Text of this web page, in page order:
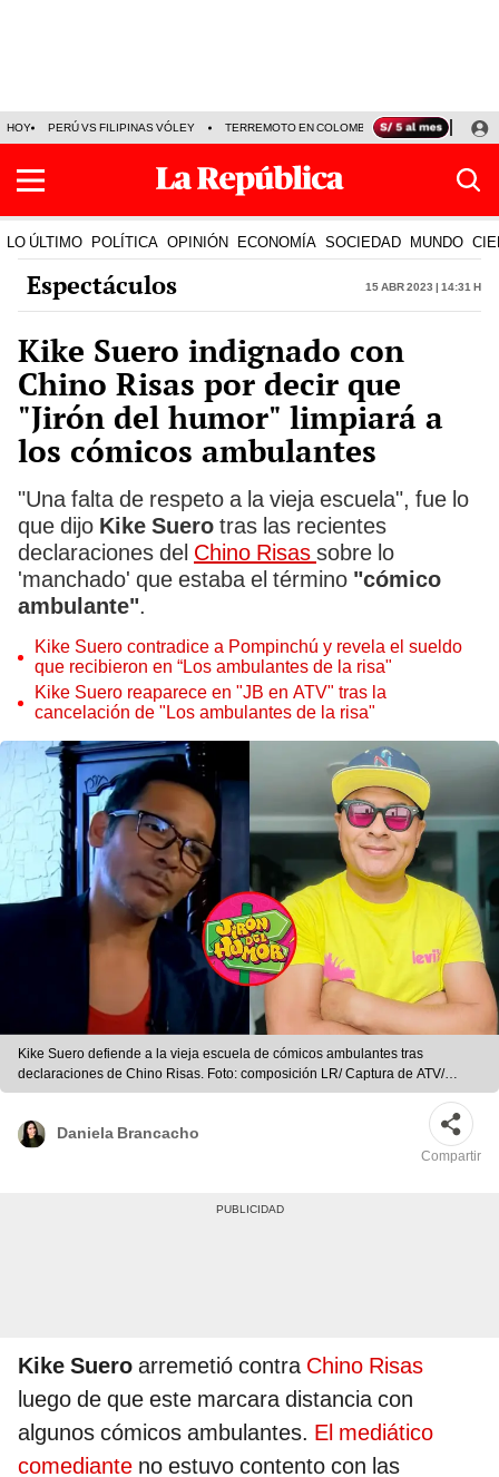
HOY PERÚ VS FILIPINAS VÓLEY TERREMOTO EN COLOMBIA EN VIVO
LO ÚLTIMO POLÍTICA OPINIÓN ECONOMÍA SOCIEDAD MUNDO
Espectáculos 15 Abr 2023 | 14:31 h
Kike Suero indignado con
Chino Risas por decir que
"Jirón del humor" limpiará a
los cómicos ambulantes
"Una falta de respeto a la vieja escuela", fue lo
que dijo Kike Suero tras las recientes
declaraciones del Chino Risas sobre lo
'manchado' que estaba el término "cómico
ambulante".
Kike Suero contradice a Pompinchú y revela el sueldo
que recibieron en “Los ambulantes de la risa"
Kike Suero reaparece en "JB en ATV" tras la
cancelación de "Los ambulantes de la risa"
Kike Suero defiende a la vieja escuela de cómicos ambulantes tras
declaraciones de Chino Risas. Foto: composición LR/ Captura de ATV/
Difusión/ Archivo LR
Daniela Brancacho
Compartir
Kike Suero arremetió contraChino Risas
luego de que este marcara distancia con
algunos cómicos ambulantes. El mediático
comediante no estuvo contento con las